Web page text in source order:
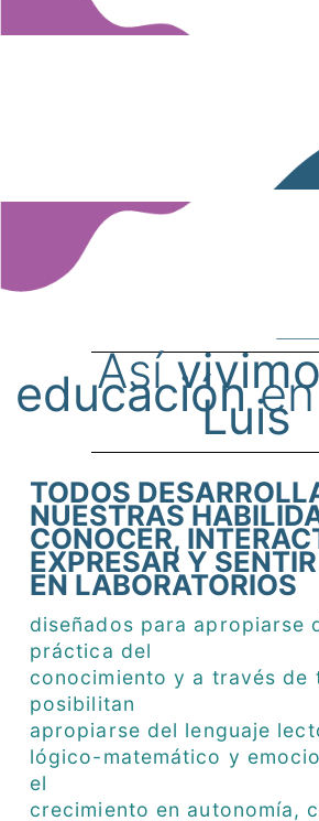
Así
educaciónLuis
TODOS
NUESTRAS
CONOCER,
EXPRESAR Y
EN LABORATORIOS
diseñados para apropiarse
práctica del
conocimiento y a través de
posibilitan
apropiarse del lenguaje
lógico-matemático y
el
crecimiento en autonomía,